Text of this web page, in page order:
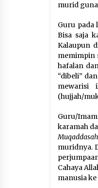
murid
Guru pada
Bisa saja
Kalaupun
memimpin
hafalan
“dibeli”
(hujjah/
Guru/
karamah
muridnya.
Cahaya
manusia ke